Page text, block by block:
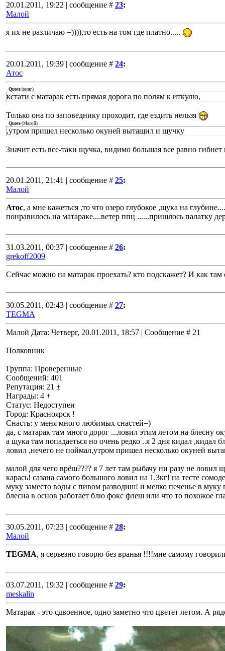
20.01.2011, 19:22 | сообщение # 23:
Малой
я их не различаю =)))),то есть на том где платно.....
20.01.2011, 19:39 | сообщение # 24:
Атос
Quote (кинг)
кстати с матарак есть прямая дорога по полям к иткулю,
Только она по заповеднику проходит, где ездить нельзя
Quote (Малой)
,утром пришел несколько окуней вытащил и щучку
Значит есть все-таки щучка, видимо большая все равно
20.01.2011, 21:41 | сообщение # 25:
Малой
Атос, а мне кажеться ,то что озеро глубокое ,щука на
понравилось на матараке....ветер ппц ......пришлось палатку
31.03.2011, 00:37 | сообщение # 26:
grekoff2009
Сейчас можно на матарак проехать? кто подскажет? И как там
30.05.2011, 02:43 | сообщение # 27:
TEGMA
Малой Дата: Четверг, 20.01.2011, 18:57 | Сообщение # 21
Полковник
Группа: Проверенные
Сообщений: 401
Репутация: 21 ±
Награды: 4 +
Статус: Недоступен
Город: Красноярск !
Снасть: у меня много любимых снастей=)
да, с матарак там много дорог ...ловил этим летом на блесну
а щука там попадаеться но очень редко ..я 2 дня кидал
ловил ,нечего не поймал,утром пришел несколько окуней
малой для чего врёш???? я 7 лет там рыбачу ни разу не
карась! сазана самого большого ловил на 1.3кг! на тесте
муку заместо воды с пивом разводиш! и мелко печенье в
блесна в основ работает блю фокс флеш или что то похожое
30.05.2011, 07:23 | сообщение # 28:
Малой
TEGMA, я серьезно говорю без вранья !!!!мне самому
03.07.2011, 19:32 | сообщение # 29:
meskalin
Матарак - это сдвоенное, одно заметно что цветет летом. А